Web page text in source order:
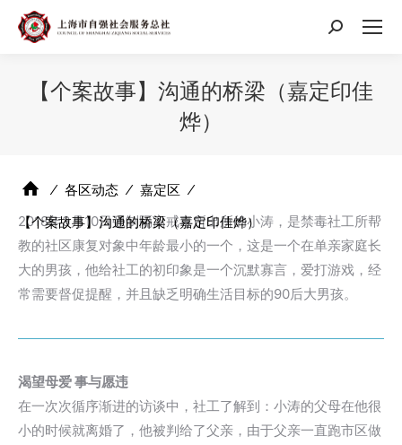
搜
【个案故事】沟通的桥梁（嘉定印佳
烨）
⁄ 各区动态 ⁄ 嘉定区 ⁄
【个案故事】沟通的桥梁（嘉定印佳烨）
2018年3月10日强制隔离戒毒所出所的小涛，是禁毒社工所帮
教的社区康复对象中年龄最小的一个，这是一个在单亲家庭长
大的男孩，他给社工的初印象是一个沉默寡言，爱打游戏，经
常需要督促提醒，并且缺乏明确生活目标的90后大男孩。
渴望母爱 事与愿违
在一次次循序渐进的访谈中，社工了解到：小涛的父母在他很
小的时候就离婚了，他被判给了父亲，由于父亲一直跑市区做